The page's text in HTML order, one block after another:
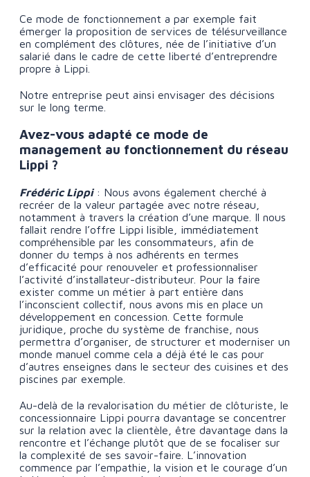
Ce mode de fonctionnement a par exemple fait
émerger la proposition de services de télésurveillance
en complément des clôtures, née de l’initiative d’un
salarié dans le cadre de cette liberté d’entreprendre
propre à Lippi.
Notre entreprise peut ainsi envisager des décisions
sur le long terme.
Avez-vous adapté ce mode de
management au fonctionnement du réseau
Lippi ?
Frédéric Lippi : Nous avons également cherché à
recréer de la valeur partagée avec notre réseau,
notamment à travers la création d’une marque. Il nous
fallait rendre l’offre Lippi lisible, immédiatement
compréhensible par les consommateurs, afin de
donner du temps à nos adhérents en termes
d’efficacité pour renouveler et professionnaliser
l’activité d’installateur-distributeur. Pour la faire
exister comme un métier à part entière dans
l’inconscient collectif, nous avons mis en place un
développement en concession. Cette formule
juridique, proche du système de franchise, nous
permettra d’organiser, de structurer et moderniser un
monde manuel comme cela a déjà été le cas pour
d’autres enseignes dans le secteur des cuisines et des
piscines par exemple.
Au-delà de la revalorisation du métier de clôturiste, le
concessionnaire Lippi pourra davantage se concentrer
sur la relation avec la clientèle, être davantage dans la
rencontre et l’échange plutôt que de se focaliser sur
la complexité de ses savoir-faire. L’innovation
commence par l’empathie, la vision et le courage d’un